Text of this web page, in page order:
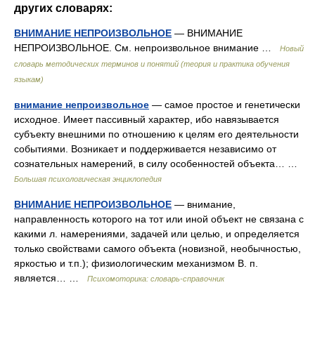
других словарях:
ВНИМАНИЕ НЕПРОИЗВОЛЬНОЕ — ВНИМАНИЕ
НЕПРОИЗВОЛЬНОЕ. См. непроизвольное внимание …
Новый
словарь методических терминов и понятий (теория и практика обучения
языкам)
внимание непроизвольное — самое простое и генетически
исходное. Имеет пассивный характер, ибо навязывается
субъекту внешними по отношению к целям его деятельности
событиями. Возникает и поддерживается независимо от
сознательных намерений, в силу особенностей объекта… …
Большая психологическая энциклопедия
ВНИМАНИЕ НЕПРОИЗВОЛЬНОЕ — внимание,
направленность которого на тот или иной объект не связана с
какими л. намерениями, задачей или целью, и определяется
только свойствами самого объекта (новизной, необычностью,
яркостью и т.п.); физиологическим механизмом В. п.
является… …
Психомоторика: cловарь-справочник